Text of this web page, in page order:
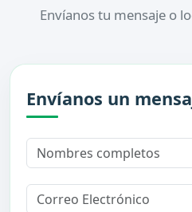
Envíanos tu mensaje o
Envíanos un